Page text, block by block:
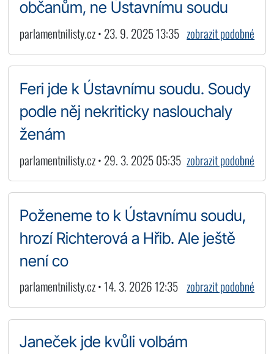
občanům, ne Ústavnímu soudu
parlamentnilisty.cz • 23. 9. 2025 13:35 zobrazit podobné
Feri jde k Ústavnímu soudu. Soudy
podle něj nekriticky naslouchaly
ženám
parlamentnilisty.cz • 29. 3. 2025 05:35 zobrazit podobné
Poženeme to k Ústavnímu soudu,
hrozí Richterová a Hřib. Ale ještě
není co
parlamentnilisty.cz • 14. 3. 2026 12:35 zobrazit podobné
Janeček jde kvůli volbám